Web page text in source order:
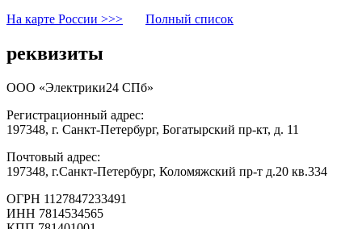
На карте России >>>
Полный список
реквизиты
ООО «Электрики24 СПб»
Регистрационный адрес:
197348, г. Санкт-Петербург, Богатырский пр-кт, д. 11
Почтовый адрес:
197348, г.Санкт-Петербург, Коломяжский пр-т д.20 кв.334
ОГРН 1127847233491
ИНН 7814534565